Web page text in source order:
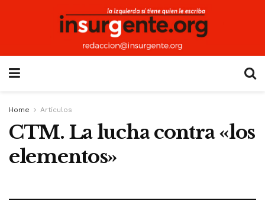
Home Artículos
CTM. La lucha contra «los
elementos»